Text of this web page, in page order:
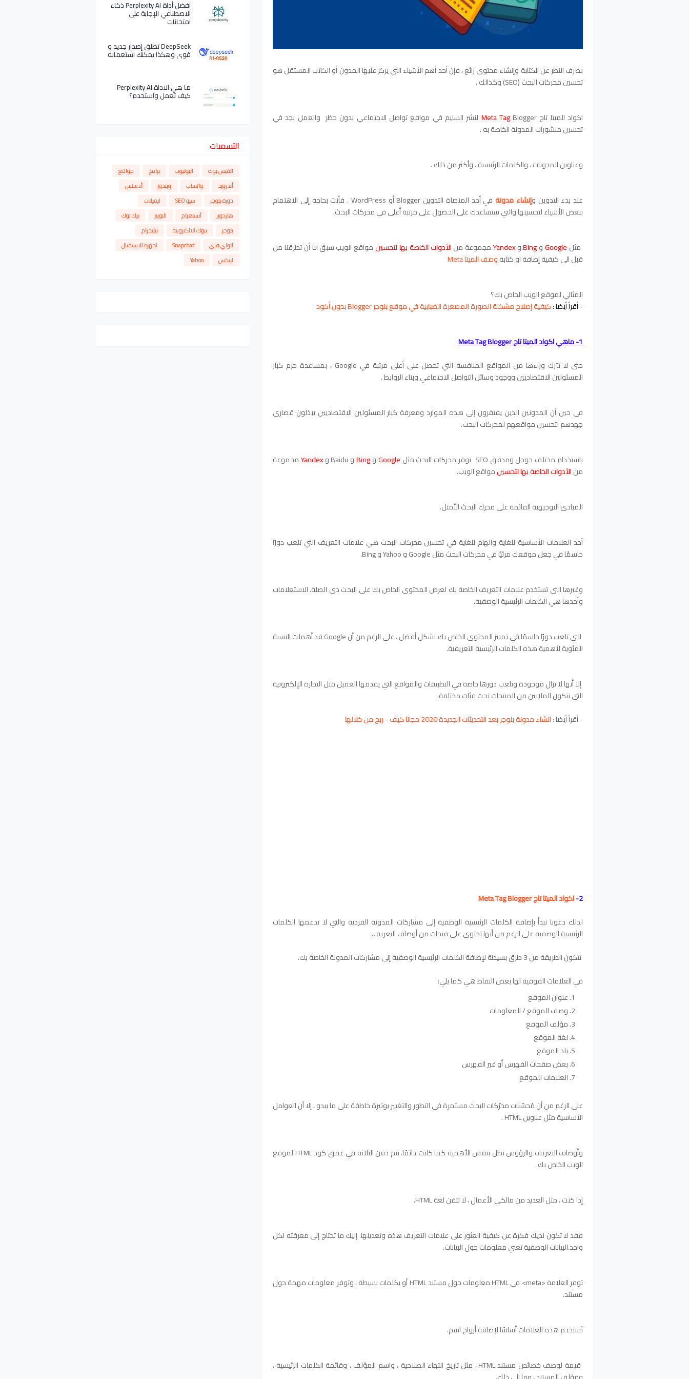
بصرف النظر عن الكتابة وإنشاء محتوى رائع ، فإن أحد أهم الأشياء التي يركز عليها المدون أو الكاتب المستقل هو
تحسين محركات البحث (SEO) وكذالك
.
اكواد الميتا تاج Meta TagBlogger لنشر السليم في مواقع تواصل الاجتماعي بدون حظر والعمل بجد في
تحسين منشورات المدونة الخاصة به .
وعناوين المدونات ، والكلمات الرئيسية ، وأكثر من ذلك .
عند بدء التدوين وإنشاء مدونة
في أحد المنصاة التدوين Blogger أو WordPress . فأنت بحاجة إلى الاهتمام
ببعض الأشياء لتحسينها والتي ستساعدك على الحصول على مرتبة أعلى في محركات البحث.
مثل GoogleوBing.وYandexمجموعة منالأدوات الخاصة بها لتحسينمواقع الويب.سبق لنا أن تطرقنا من
قبل الى كيفية إضافة او كتابةوصف الميتا Meta
المثالي لموقع الويب الخاص بك؟
- أقرأ أيضا : كيفية إصلاح مشكلة الصورة المصغرة الضبابية في موقع بلوجر Blogger بدون أكود
1- ماهي اكواد الميتا تاج Meta Tag Blogger
حتى لا تترك وراءها من المواقع المنافسة التي تحصل على أعلى مرتبة في Google ، بمساعدة حزم كبار
المسئولين الاقتصاديين ووجود وسائل التواصل الاجتماعي وبناء الروابط .
في حين أن المدونين الذين يفتقرون إلى هذه الموارد ومعرفة كبار المسئولين الاقتصاديين يبذلون قصارى
جهدهم لتحسين مواقعهم لمحركات البحث.
باستخدام مختلف جوجل ومدقق SEO توفر محركات البحث مثل GoogleوBingو Baidu و Yandexمجموعة
منالأدوات الخاصة بها لتحسينمواقع الويب.
المبادئ التوجيهية القائمة على محرك البحث الأمثل.
أحد العلامات الأساسية للغاية والهام للغاية في تحسين محركات البحث هي علامات التعريف التي تلعب دورًا
حاسمًا في جعل موقعك مرئيًا في محركات البحث مثل Google و Yahoo و Bing.
وغيرها التي تستخدم علامات التعريف الخاصة بك لعرض المحتوى الخاص بك على البحث ذي الصلة. الاستعلامات
وأحدها هي الكلمات الرئيسية الوصفية.
التي تلعب دورًا حاسمًا في تمييز المحتوى الخاص بك بشكل أفضل ،
على الرغم من أن Google قد أهملت النسبة
المئوية لأهمية هذه الكلمات الرئيسية التعريفية.
إلا أنها لا تزال موجودة وتلعب دورها خاصة في التطبيقات والمواقع التي يقدمها العميل مثل التجارة الإلكترونية
التي تتكون الملايين من المنتجات تحت فئات مختلفة.
- أقرأ أيضا :انشاء مدونة بلوجر بعد التحديثات الجديدة 2020 مجانا كيف - ربح من خلالها
2- اكواد الميتا تاج Meta Tag Blogger
لذلك دعونا نبدأ بإضافة الكلمات الرئيسية الوصفية إلى مشاركات المدونة الفردية والتي لا تدعمها الكلمات
الرئيسية الوصفية على الرغم من أنها تحتوي على فتحات من أوصاف التعريف.
تتكون الطريقة من 3 طرق بسيطة لإضافة الكلمات الرئيسية الوصفية إلى مشاركات المدونة الخاصة بك.
في العلامات الفوقية لها بعض النقاط هي كما يلي:
عنوان الموقع
وصف الموقع / المعلومات
مؤلف الموقع
لغة الموقع
بلد الموقع
بعض صفحات الفهرس أو غير الفهرس
العلامات للموقع
على الرغم من أن مُحسّنات محرّكات البحث مستمرة في التطور والتغيير بوتيرة خاطفة على ما يبدو ، إلا أن العوامل
الأساسية مثل عناوين HTML .
وأوصاف التعريف والرؤوس تظل بنفس الأهمية كما كانت دائمًا. يتم دفن الثلاثة في عمق كود HTML لموقع
الويب الخاص بك.
إذا كنت ، مثل العديد من مالكي الأعمال ، لا تتقن لغة HTML.
فقد لا تكون لديك فكرة عن كيفية العثور على علامات التعريف هذه وتعديلها. إليك ما تحتاج إلى معرفته لكل
واحد.البيانات الوصفية تعني معلومات حول البيانات.
توفر العلامة <meta> في HTML معلومات حول مستند HTML أو بكلمات بسيطة ، وتوفر معلومات مهمة حول
مستند.
تُستخدم هذه العلامات أساسًا لإضافة أزواج اسم.
قيمة لوصف خصائص مستند HTML ، مثل تاريخ انتهاء الصلاحية ، واسم المؤلف ، وقائمة الكلمات الرئيسية ،
افضل أداة Perplexity AI ذكاء
الاصطناعي الإجابة على
امتحانات
DeepSeek تطلق إصدار جديد و
قوي وهكذا يمكنك استعماله
ما هي الاداة Perplexity AI
كيف تعمل واستخدم؟
التسميات
الفيس بوك اليوتيوب برامج
مواقع
أندرويد
واتساب ويندوز
أدسنس
دورة بلوجر
سيو SEO
ايميلات
هاردوير
أنستغرام التويتر
تيك توك
بلوجر
بنوك الالكترونية
تيليجرام
الواي فاي
Snapchat
اجهزة الاستقبال
لينكس
Yahoo